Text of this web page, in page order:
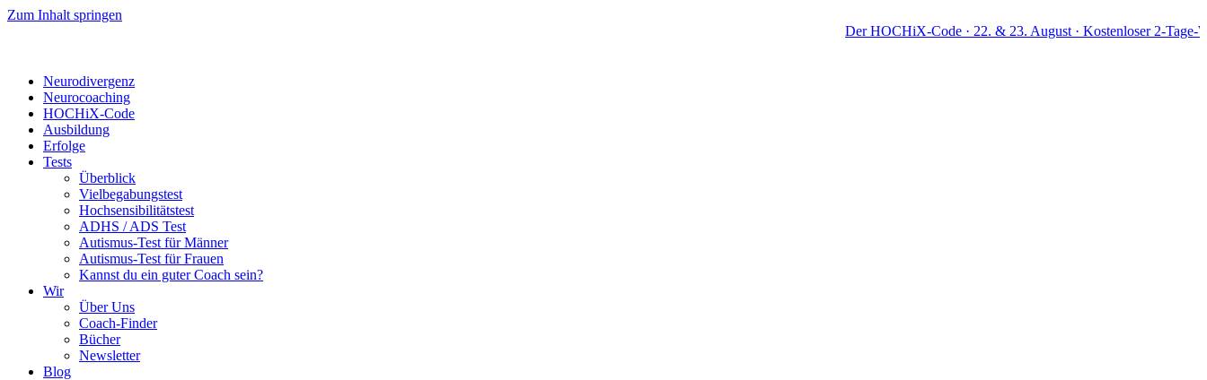
Zum Inhalt springen
Der HOCHiX-Code · 22. & 23. August · Kostenloser 2-Tage-Workshop ·
Neurodivergenz
Neurocoaching
HOCHiX-Code
Ausbildung
Erfolge
Tests
Überblick
Vielbegabungstest
Hochsensibilitätstest
ADHS / ADS Test
Autismus-Test für Männer
Autismus-Test für Frauen
Kannst du ein guter Coach sein?
Wir
Über Uns
Coach-Finder
Bücher
Newsletter
Blog